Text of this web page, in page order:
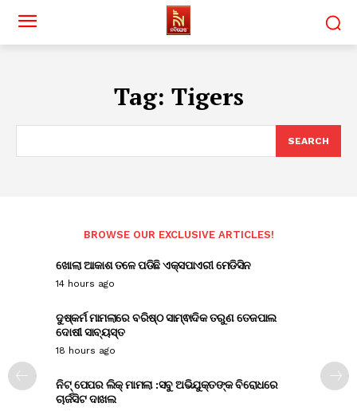
Tag: Tigers
SEARCH
BROWSE OUR EXCLUSIVE ARTICLES!
ଖୋଲା ଆକାଶ ତଳେ ପଡିଛି ଏକ୍ସପାଏରୀ ମେଡିସିନ
14 hours ago
ଦୁଷ୍କର୍ମ ମାମଲାରେ ବରିଷ୍ଠ ସାମ୍ଵାଦିକ ତରୁଣ ତେଜପାଲ
ଦୋଷୀ ସାବ୍ୟସ୍ତ
18 hours ago
ନିଟ୍ ପେପର ଲିକ୍ ମାମଲା :ସବୁ ଅଭିଯୁକ୍ତଙ୍କ ବିରୋଧରେ
ଚାର୍ଜସିଟ ଦାଖଲ